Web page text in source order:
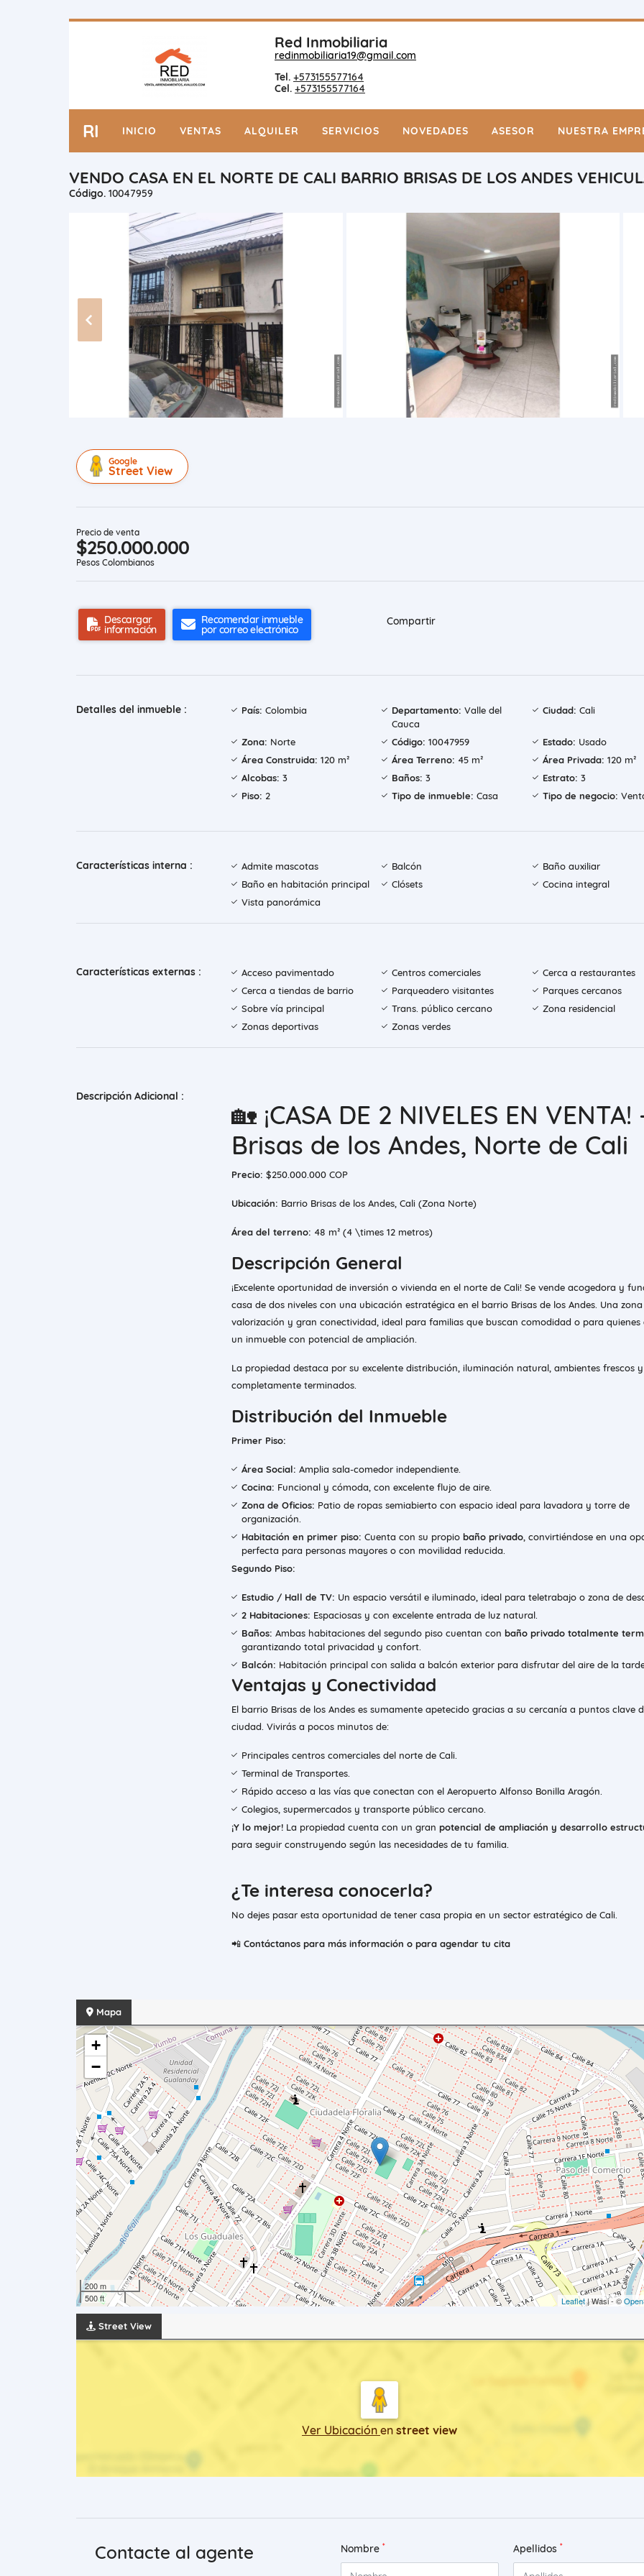
Red Inmobiliaria
redinmobiliaria19@gmail.com
Tel. +573155577164
Cel. +573155577164
RI INICIO VENTAS ALQUILER SERVICIOS NOVEDADES ASESOR NUESTRA
VENDO CASA EN EL NORTE DE CALI BARRIO BRISAS DE LOS ANDES
Código. 10047959
Google
Street View
Precio de venta
$250.000.000
Pesos Colombianos
Descargar
información
Recomendar inmueble
por correo electrónico
Compartir
Detalles del inmueble : País: Colombia Departamento: Valle del
Cauca
Ciudad: Cali
Zona: Norte Código: 10047959 Estado: Usado
Área Construida: 120 m² Área Terreno: 45 m² Área Privada: 120 m²
Alcobas: 3 Baños: 3 Estrato: 3
Piso: 2 Tipo de inmueble: Casa Tipo de negocio:
Características interna : Admite mascotas Balcón
Baño auxiliar
Baño en habitación principal
Clósets
Cocina integral
Vista panorámica
Características externas : Acceso pavimentado Centros comerciales
Cerca a restaurantes
Cerca a tiendas de barrio
Parqueadero visitantes
Parques cercanos
Sobre vía principal
Trans. público cercano
Zona residencial
Zonas deportivas
Zonas verdes
Descripción Adicional :
​🏡 ¡CASA DE 2 NIVELES EN VENTA!
Brisas de los Andes, Norte de Cali
Precio: $250.000.000 COP
Ubicación: Barrio Brisas de los Andes, Cali (Zona Norte)
Área del terreno: 48 m² (4 \times 12 metros)
Descripción General
​¡Excelente oportunidad de inversión o vivienda en el norte de Cali! Se vende acogedora y
casa de dos niveles con una ubicación estratégica en el barrio Brisas de los Andes. Una
valorización y gran conectividad, ideal para familias que buscan comodidad o para quienes
un inmueble con potencial de ampliación.
​La propiedad destaca por su excelente distribución, iluminación natural, ambientes frescos
completamente terminados.
Distribución del Inmueble
Primer Piso:
Área Social: Amplia sala-comedor independiente.
Cocina: Funcional y cómoda, con excelente flujo de aire.
Zona de Oficios: Patio de ropas semiabierto con espacio ideal para lavadora y torre de
organización.
Habitación en primer piso: Cuenta con su propio baño privado, convirtiéndose en una
perfecta para personas mayores o con movilidad reducida.
Segundo Piso:
Estudio / Hall de TV: Un espacio versátil e iluminado, ideal para teletrabajo o zona de
2 Habitaciones: Espaciosas y con excelente entrada de luz natural.
Baños: Ambas habitaciones del segundo piso cuentan con baño privado totalmente
garantizando total privacidad y confort.
Balcón: Habitación principal con salida a balcón exterior para disfrutar del aire de la
Ventajas y Conectividad
​El barrio Brisas de los Andes es sumamente apetecido gracias a su cercanía a puntos clave
ciudad. Vivirás a pocos minutos de:
​Principales centros comerciales del norte de Cali.
​Terminal de Transportes.
​Rápido acceso a las vías que conectan con el Aeropuerto Alfonso Bonilla Aragón.
​Colegios, supermercados y transporte público cercano.
¡Y lo mejor! La propiedad cuenta con un gran potencial de ampliación y desarrollo
para seguir construyendo según las necesidades de tu familia.
¿Te interesa conocerla?
​No dejes pasar esta oportunidad de tener casa propia en un sector estratégico de Cali.
​📲 Contáctanos para más información o para agendar tu cita
Mapa
+
−
200 m
500 ft
Leaflet| Wasi - ©
Street View
Ver Ubicación en street view
Contacte al agente Nombre * Apellidos *